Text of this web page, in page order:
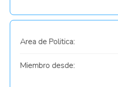
Area de Politica:
Miembro desde: